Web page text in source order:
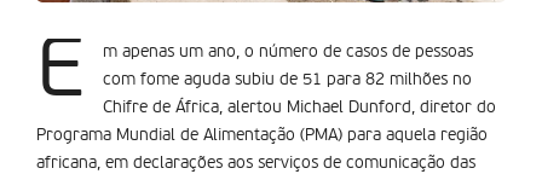
E
m apenas um ano, o número de casos de pessoas
com fome aguda subiu de 51 para 82 milhões no
Chifre de África, alertou Michael Dunford, diretor do
Programa Mundial de Alimentação (PMA) para aquela região
africana, em declarações aos serviços de comunicação das